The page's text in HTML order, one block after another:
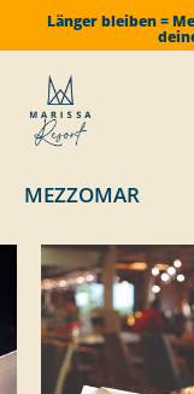
Länger bleiben =
MEZZOMAR